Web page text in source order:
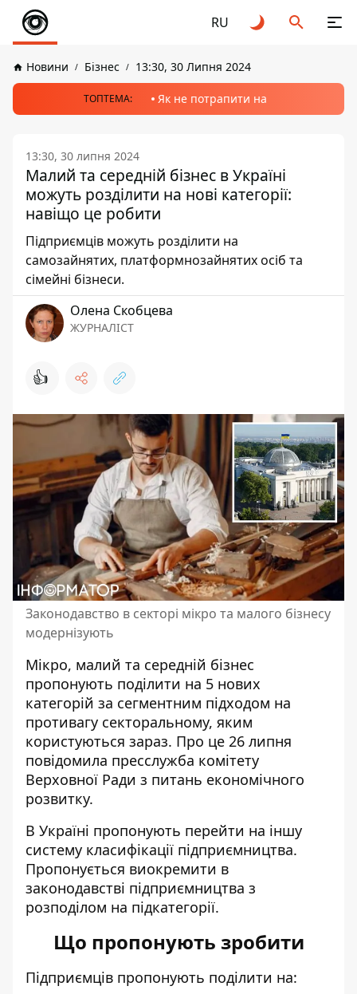
RU
Новини Бізнес 13:30, 30 Липня 2024
ТОПТЕМА: Як не потрапити на
13:30, 30 липня 2024
Малий та середній бізнес в Україні
можуть розділити на нові категорії:
навіщо це робити
Підприємців можуть розділити на
самозайнятих, платформнозайнятих осіб та
сімейні бізнеси.
Олена Скобцева
ЖУРНАЛІСТ
👍
Законодавство в секторі мікро та малого бізнесу
модернізують
Мікро, малий та середній бізнес
пропонують поділити на 5 нових
категорій за сегментним підходом на
противагу секторальному, яким
користуються зараз. Про це 26 липня
повідомила пресслужба комітету
Верховної Ради з питань економічного
розвитку.
В Україні пропонують перейти на іншу
систему класифікації підприємництва.
Пропонується виокремити в
законодавстві підприємництва з
розподілом на підкатегорії.
Що пропонують зробити
Підприємців пропонують поділити на: